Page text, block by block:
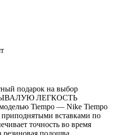
подарок на выбор
ЛЕГКОСТЬ
Tiempo — Nike Tiempo
вставками по
точность во время
резиновая подошва